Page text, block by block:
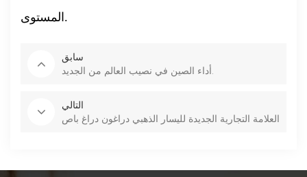
المستوى.
سابق
أداء الصين في نصيب العالم من الجديد.
التالي
العلامة التجارية الجديدة لليسار الذهبي دراغون دراغ باص